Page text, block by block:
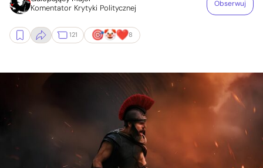
Komentator Krytyki Politycznej
Obserwuj
121 8